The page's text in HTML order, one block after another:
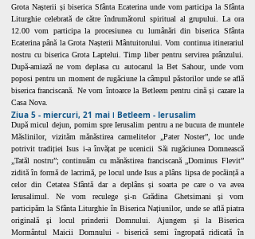
Grota Nașterii și biserica Sfânta Ecaterina unde vom participa la Sfânta
Liturghie celebrată de către îndrumătorul spiritual al grupului. La ora
12.00 vom participa la procesiunea cu lumânări din biserica Sfânta
Ecaterina până la Grota Nașterii Mântuitorului. Vom continua itinerariul
nostru cu biserica Grota Laptelui. Timp liber pentru servirea prânzului.
După-amiază ne vom deplasa cu autocarul la Bet Sahour, unde vom
poposi pentru un moment de rugăciune la câmpul păstorilor unde se află
biserica franciscană. Ne vom întoarce la Betleem pentru cină și cazare la
Casa Nova.
Ziua 5 - miercuri, 21 mai ǀ Betleem - Ierusalim
După micul dejun, pornim spre Ierusalim pentru a ne bucura de muntele
Măslinilor, vizităm mănăstirea carmelitelor „Pater Noster”, loc unde
potrivit tradiției Isus i-a învățat pe ucenicii Săi rugăciunea Domnească
„Tatăl nostru”; continuăm cu mănăstirea franciscană „Dominus Flevit”
zidită în formă de lacrimă, pe locul unde Isus a plâns lipsa de pocăință a
celor din Cetatea Sfântă dar a deplâns și soarta pe care o va avea
Ierusalimul. Ne vom reculege și-n Grădina Ghetsimani și vom
participăm la Sfânta Liturghie în Biserica Națiunilor, unde se află piatra
originală şi locul prinderii Domnului. Ajungem și la Biserica
Mormântul Maicii Domnului - biserică semi îngropată ridicată în